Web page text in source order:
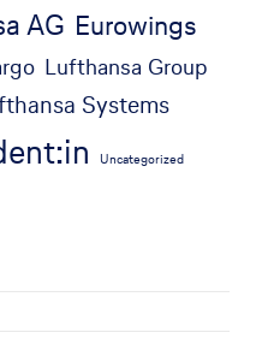
AG Eurowings
Lufthansa Group
Systems
Uncategorized